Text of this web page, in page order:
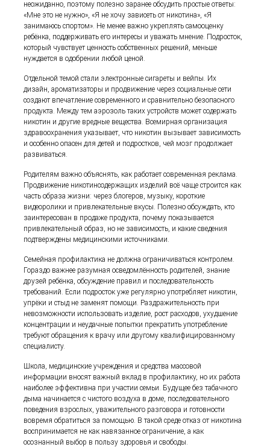
неожиданно, поэтому полезно заранее обсудить простые ответы:
«Мне это не нужно», «Я не хочу зависеть от никотина», «Я
занимаюсь спортом». Не менее важно укреплять самооценку
ребёнка, поддерживать его интересы и уважать мнение. Подросток,
который чувствует ценность собственных решений, меньше
нуждается в одобрении любой ценой.
Отдельной темой стали электронные сигареты и вейпы. Их
дизайн, ароматизаторы и продвижение через социальные сети
создают впечатление современного и сравнительно безопасного
продукта. Между тем аэрозоль таких устройств может содержать
никотин и другие вредные вещества. Всемирная организация
здравоохранения указывает, что никотин вызывает зависимость
и особенно опасен для детей и подростков, чей мозг продолжает
развиваться.
Родителям важно объяснять, как работает современная реклама.
Продвижение никотинсодержащих изделий всё чаще строится как
часть образа жизни: через блогеров, музыку, короткие
видеоролики и привлекательные вкусы. Полезно обсуждать, кто
заинтересован в продаже продукта, почему показывается
привлекательный образ, но не зависимость, и какие сведения
подтверждены медицинскими источниками.
Семейная профилактика не должна ограничиваться контролем.
Гораздо важнее разумная осведомлённость родителей, знание
друзей ребёнка, обсуждение правил и последовательность
требований. Если подросток уже регулярно употребляет никотин,
упрёки и стыд не заменят помощи. Раздражительность при
невозможности использовать изделие, рост расходов, ухудшение
концентрации и неудачные попытки прекратить употребление
требуют обращения к врачу или другому квалифицированному
специалисту.
Школа, медицинские учреждения и средства массовой
информации вносят важный вклад в профилактику, но их работа
наиболее эффективна при участии семьи. Будущее без табачного
дыма начинается с чистого воздуха в доме, последовательного
поведения взрослых, уважительного разговора и готовности
вовремя обратиться за помощью. В такой среде отказ от никотина
воспринимается не как навязанное ограничение, а как
осознанный выбор в пользу здоровья и свободы.